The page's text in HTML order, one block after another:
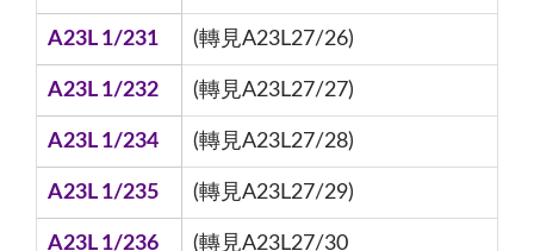
A23L 1/231 (轉見A23L27/26)
A23L 1/232 (轉見A23L27/27)
A23L 1/234 (轉見A23L27/28)
A23L 1/235 (轉見A23L27/29)
A23L 1/236 (轉見A23L27/30